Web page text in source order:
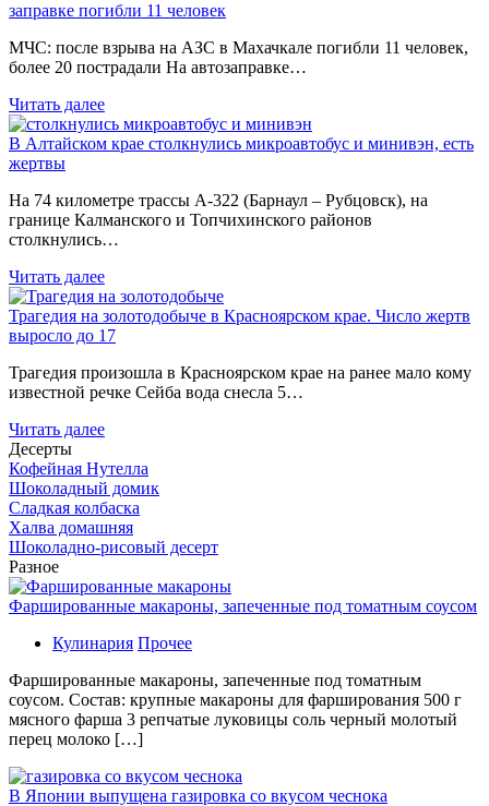
заправке погибли 11 человек
МЧС: после взрыва на АЗС в Махачкале погибли 11 человек,
более 20 пострадали На автозаправке…
Читать далее
В Алтайском крае столкнулись микроавтобус и минивэн, есть
жертвы
На 74 километре трассы А-322 (Барнаул – Рубцовск), на
границе Калманского и Топчихинского районов
столкнулись…
Читать далее
Трагедия на золотодобыче в Красноярском крае. Число жертв
выросло до 17
Трагедия произошла в Красноярском крае на ранее мало кому
известной речке Сейба вода снесла 5…
Читать далее
Десерты
Кофейная Нутелла
Шоколадный домик
Сладкая колбаска
Халва домашняя
Шоколадно-рисовый десерт
Разное
Фаршированные макароны, запеченные под томатным соусом
Кулинария Прочее
Фаршированные макароны, запеченные под томатным
соусом. Состав: крупные макароны для фарширования 500 г
мясного фарша 3 репчатые луковицы соль черный молотый
перец молоко […]
В Японии выпущена газировка со вкусом чеснока